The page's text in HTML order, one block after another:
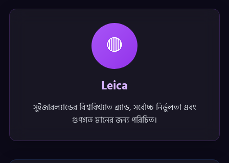
🔴
Leica
সুইজারল্যান্ডের বিশ্ববিখ্যাত ব্র্যান্ড, সর্বোচ্চ নির্ভুলতা এবং
গুণগত মানের জন্য পরিচিত।